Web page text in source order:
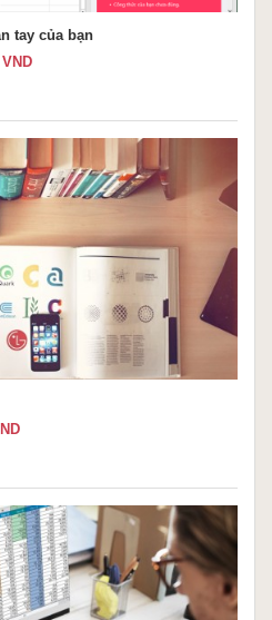
tay của bạn